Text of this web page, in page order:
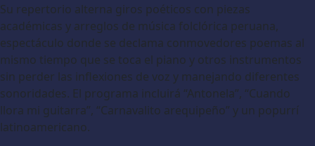
Su repertorio alterna giros poéticos con piezas
académicas y arreglos de música folclórica peruana,
espectáculo donde se declama conmovedores poemas al
mismo tiempo que se toca el piano y otros instrumentos
sin perder las inflexiones de voz y manejando diferentes
sonoridades. El programa incluirá “Antonela”, “Cuando
llora mi guitarra”, “Carnavalito arequipeño” y un popurrí
latinoamericano.